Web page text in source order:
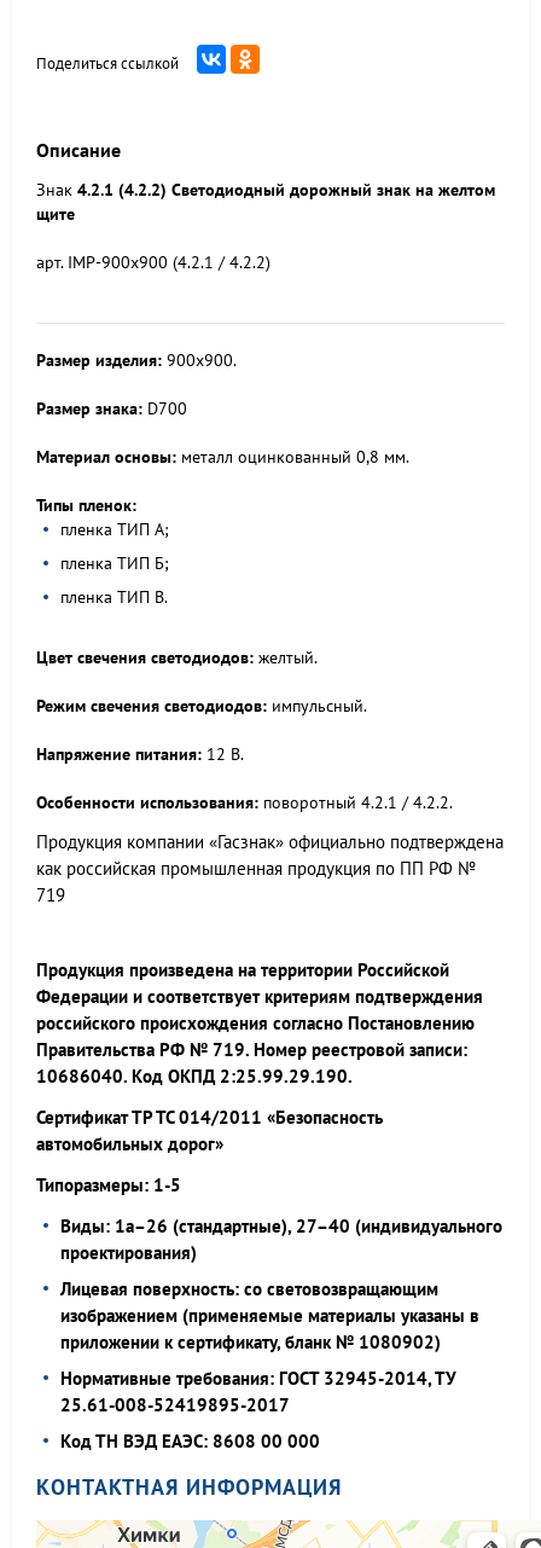
Поделиться ссылкой
Описание
Знак 4.2.1 (4.2.2) Светодиодный дорожный знак на желтом
щите
арт. IMP-900x900 (4.2.1 / 4.2.2)
Размер изделия: 900x900.
Размер знака: D700
Материал основы: металл оцинкованный 0,8 мм.
Типы пленок:
пленка ТИП А;
пленка ТИП Б;
пленка ТИП В.
Цвет свечения светодиодов: желтый.
Режим свечения светодиодов: импульсный.
Напряжение питания: 12 В.
Особенности использования: поворотный 4.2.1 / 4.2.2.
Продукция компании «Гасзнак» официально подтверждена
как российская промышленная продукция по ПП РФ №
719
Продукция произведена на территории Российской
Федерации и соответствует критериям подтверждения
российского происхождения согласно Постановлению
Правительства РФ № 719. Номер реестровой записи:
10686040. Код ОКПД 2:25.99.29.190.
Сертификат ТР ТС 014/2011 «Безопасность
автомобильных дорог»
Типоразмеры: 1-5
Виды: 1а–26 (стандартные), 27–40 (индивидуального
проектирования)
Лицевая поверхность: со световозвращающим
изображением (применяемые материалы указаны в
приложении к сертификату, бланк № 1080902)
Нормативные требования: ГОСТ 32945-2014, ТУ
25.61-008-52419895-2017
Код ТН ВЭД ЕАЭС: 8608 00 000
КОНТАКТНАЯ ИНФОРМАЦИЯ